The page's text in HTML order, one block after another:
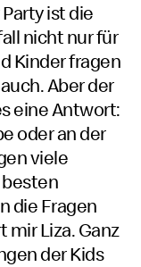
ist die
nicht nur für
Kinder fragen
Aber der
eine Antwort:
oder an der
viele
die Fragen
mir Liza. Ganz
der Kids